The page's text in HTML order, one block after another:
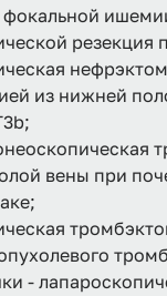
резекция
из нижней
вены при
-